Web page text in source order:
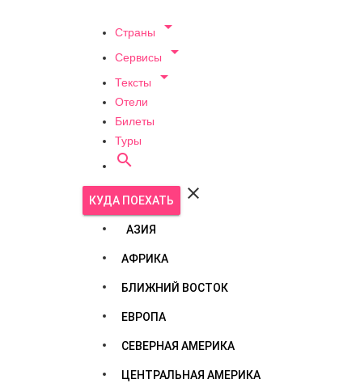
Страны 
Сервисы 
Тексты 
Отели
Билеты
Туры

КУДА ПОЕХАТЬ 
АЗИЯ
АФРИКА
БЛИЖНИЙ ВОСТОК
ЕВРОПА
СЕВЕРНАЯ АМЕРИКА
ЦЕНТРАЛЬНАЯ АМЕРИКА